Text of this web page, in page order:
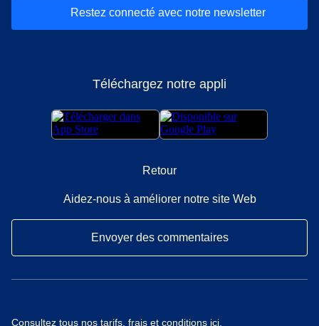
Restez connecté avec notre newsletter
Téléchargez notre appli
Retour
Aidez-nous à améliorer notre site Web
Envoyer des commentaires
Consultez tous nos tarifs, frais et conditions ici